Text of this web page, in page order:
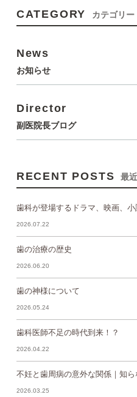
CATEGORY カテゴリー
News
お知らせ
Director
副医院長ブログ
RECENT POSTS 最
歯科が登場するドラマ、映画、小
2026.07.22
歯の治療の歴史
2026.06.20
歯の神様について
2026.05.24
歯科医師不足の時代到来！？
2026.04.22
不妊と歯周病の意外な関係｜知
2026.03.25